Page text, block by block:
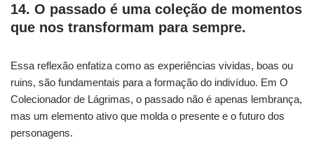
14. O passado é uma coleção de momentos
que nos transformam para sempre.
Essa reflexão enfatiza como as experiências vividas, boas ou
ruins, são fundamentais para a formação do indivíduo. Em O
Colecionador de Lágrimas, o passado não é apenas lembrança,
mas um elemento ativo que molda o presente e o futuro dos
personagens.